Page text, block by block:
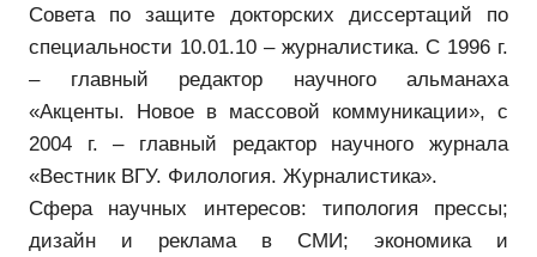
Совета по защите докторских диссертаций по
специальности 10.01.10 – журналистика. С 1996 г.
– главный редактор научного альманаха
«Акценты. Новое в массовой коммуникации», с
2004 г. – главный редактор научного журнала
«Вестник ВГУ. Филология. Журналистика».
Сфера научных интересов: типология прессы;
дизайн и реклама в СМИ; экономика и